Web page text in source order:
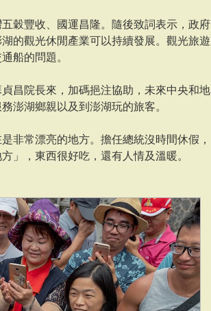
穀豐收、國運昌隆。隨後致詞表示，政府
的觀光休閒產業可以持續發展。觀光旅遊
船的問題。
昌院長來，加碼挹注協助，未來中央和地
澎湖鄉親以及到澎湖玩的旅客。
非常漂亮的地方。擔任總統沒時間休假，
」，東西很好吃，還有人情及溫暖。